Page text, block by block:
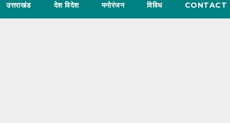
उत्तराखंड देश विदेश मनोरंजन विविध CONTACT